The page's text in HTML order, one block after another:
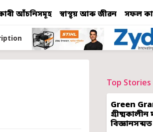
আঁচনিসমূহ স্বাস্থ্য় আৰু জীৱন সফল
Top Stories
Green